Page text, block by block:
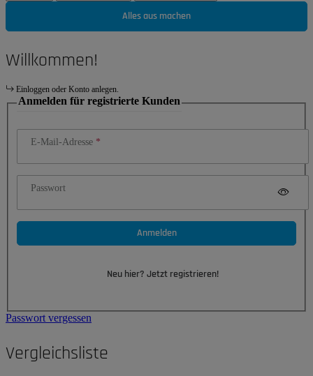
Alles aus machen
Willkommen!
Einloggen oder Konto anlegen.
Anmelden für registrierte Kunden
E-Mail-Adresse
Passwort
Anmelden
Neu hier? Jetzt registrieren!
Passwort vergessen
Vergleichsliste